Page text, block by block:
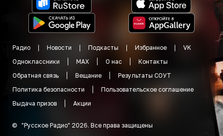
Радио Новости Подкасты Избранное
VK
Одноклассники
MAX О нас
Контакты
Обратная связь
Вещание
Результаты СОУТ
Политика безопасности
Пользовательское соглашение
Выдача призов
Акции
© "Русское Радио" 2026. Все права защищены